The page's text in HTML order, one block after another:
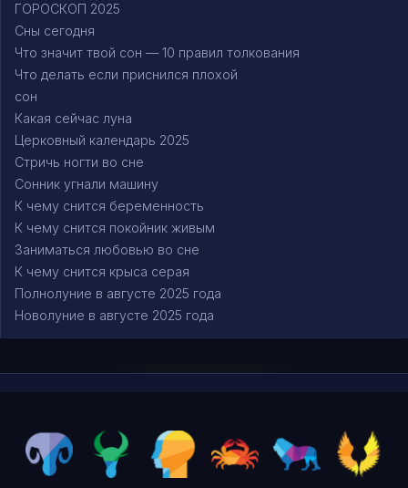
ГОРОСКОП 2025
Сны сегодня
Что значит твой сон — 10 правил толкования
Что делать если приснился плохой
сон
Какая сейчас луна
Церковный календарь 2025
Стричь ногти во сне
Сонник угнали машину
К чему снится беременность
К чему снится покойник живым
Заниматься любовью во сне
К чему снится крыса серая
Полнолуние в августе 2025 года
Новолуние в августе 2025 года